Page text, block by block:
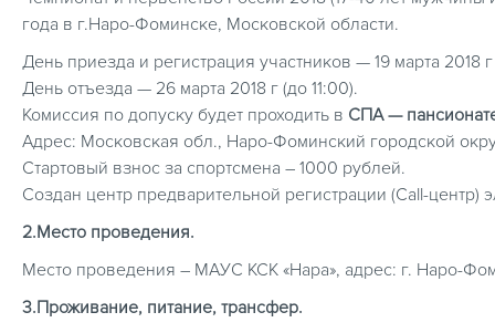
года в г.Наро-Фоминске, Московской области.
День приезда и регистрация участников — 19 марта 2018
День отъезда — 26 марта 2018 г (до 11:00).
Комиссия по допуску будет проходить в СПА —
Адрес: Московская обл., Наро-Фоминский городской
Стартовый взнос за спортсмена – 1000 рублей.
Создан центр предварительной регистрации (Call-центр)
2.Место проведения.
Место проведения – МАУС КСК «Нара», адрес: г. Наро-
3.Проживание, питание, трансфер.